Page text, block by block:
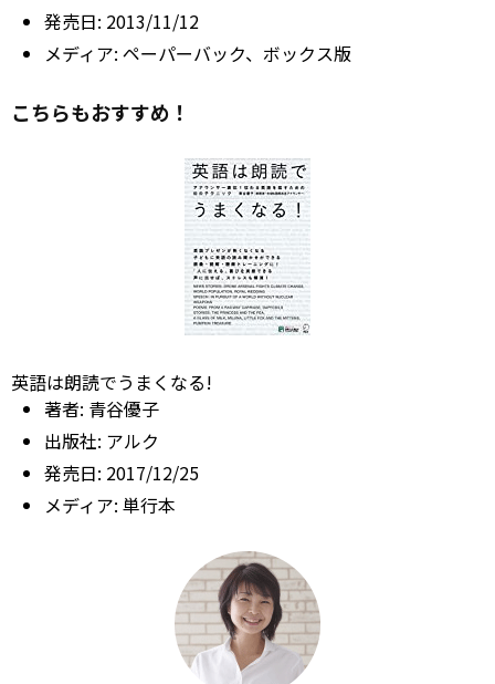
発売日: 2013/11/12
メディア: ペーパーバック、ボックス版
こちらもおすすめ！
英語は朗読でうまくなる!
著者: 青谷優子
出版社: アルク
発売日: 2017/12/25
メディア: 単行本